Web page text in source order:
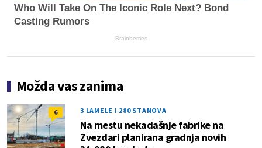
Who Will Take On The Iconic Role Next? Bond
Casting Rumors
Brainberries
Možda vas zanima
6 3 LAMELE I 280 STANOVA
Na mestu nekadašnje fabrike na
Zvezdari planirana gradnja novih